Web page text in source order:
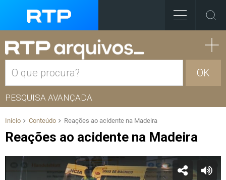
OK
PESQUISA AVANÇADA
Início Conteúdo Reações ao acidente na Madeira
Reações ao acidente na Madeira